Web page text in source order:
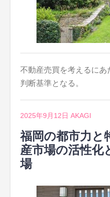
不動産売買を考えるに
判断基準となる。
2025年9月12日 AKAGI
福岡の都市力と
産市場の活性化
場